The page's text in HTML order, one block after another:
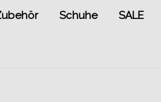
Schuhe SALE